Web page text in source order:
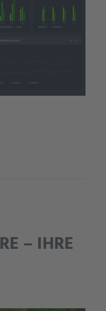
– IHRE